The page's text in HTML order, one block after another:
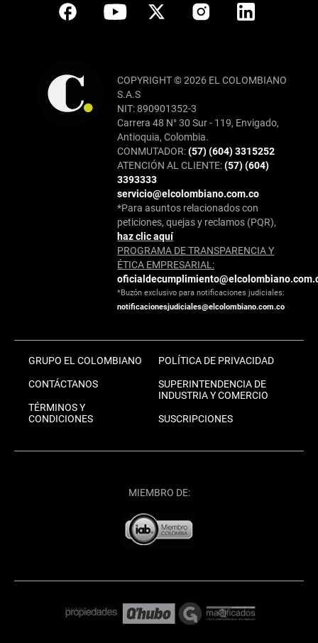
COPYRIGHT © 2026 EL COLOMBIANO
S.A.S
NIT: 890901352-3
Carrera 48 N° 30 Sur - 119, Envigado,
Antioquia, Colombia.
CONMUTADOR:(57) (604) 3315252
ATENCIÓN AL CLIENTE:(57) (604)
3393333
servicio@elcolombiano.com.co
*Para asuntos relacionados con
peticiones, quejas y reclamos (PQR),
haz clic aquí
PROGRAMA DE TRANSPARENCIA Y
ÉTICA EMPRESARIAL:
*Buzón exclusivo para notificaciones judiciales:
notificacionesjudiciales@elcolombiano.com.co
GRUPO EL COLOMBIANO
CONTÁCTANOS
TÉRMINOS Y
CONDICIONES
POLÍTICA DE PRIVACIDAD
SUPERINTENDENCIA DE
INDUSTRIA Y COMERCIO
SUSCRIPCIONES
MIEMBRO DE: